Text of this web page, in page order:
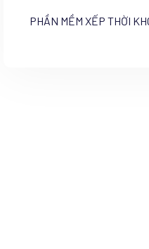
PHẦN MỀM XẾP THỜI